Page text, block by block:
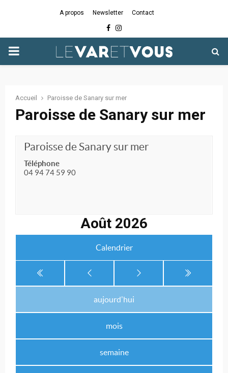
A propos Newsletter Contact
Facebook
Instagram
PRIMARY
Accueil Paroisse de Sanary sur mer
Paroisse de Sanary sur mer
Paroisse de Sanary sur mer
Téléphone
04 94 74 59 90
Août 2026
Calendrier
aujourd'hui
mois
semaine